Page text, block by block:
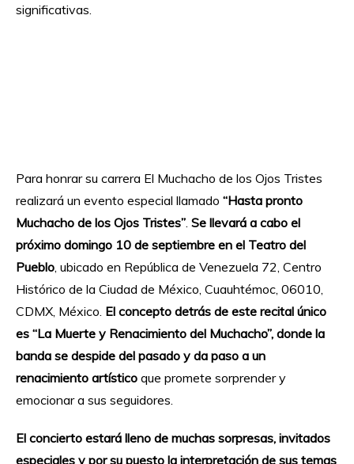
significativas.
Para honrar su carrera El Muchacho de los Ojos Tristes
realizará un evento especial llamado “Hasta pronto
Muchacho de los Ojos Tristes” Se llevará a cabo el
próximo domingo 10 de septiembre en el Teatro del
Pueblo , ubicado en República de Venezuela 72, Centro
Histórico de la Ciudad de México, Cuauhtémoc, 06010,
CDMX, México. El concepto detrás de este recital único
es “La Muerte y Renacimiento del Muchacho”, donde la
banda se despide del pasado y da paso a un
renacimiento artístico que promete sorprender y
emocionar a sus seguidores.
El concierto estará lleno de muchas sorpresas, invitados
especiales y por su puesto la interpretación de sus temas